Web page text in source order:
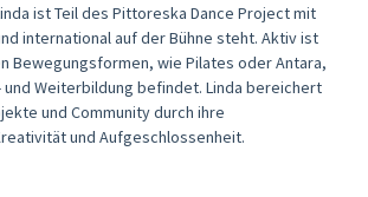
ist Teil des Pittoreska Dance Project mit
international auf der Bühne steht. Aktiv ist
Bewegungsformen, wie Pilates oder Antara,
und Weiterbildung befindet. Linda bereichert
und Community durch ihre
und Aufgeschlossenheit.